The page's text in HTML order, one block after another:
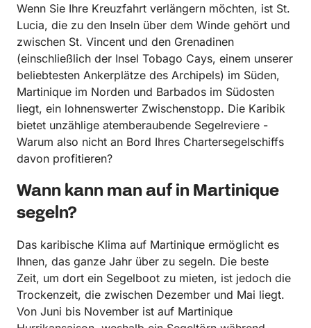
Wenn Sie Ihre Kreuzfahrt verlängern möchten, ist St.
Lucia, die zu den Inseln über dem Winde gehört und
zwischen St. Vincent und den Grenadinen
(einschließlich der Insel Tobago Cays, einem unserer
beliebtesten Ankerplätze des Archipels) im Süden,
Martinique im Norden und Barbados im Südosten
liegt, ein lohnenswerter Zwischenstopp. Die Karibik
bietet unzählige atemberaubende Segelreviere -
Warum also nicht an Bord Ihres Chartersegelschiffs
davon profitieren?
Wann kann man auf in Martinique
segeln?
Das karibische Klima auf Martinique ermöglicht es
Ihnen, das ganze Jahr über zu segeln. Die beste
Zeit, um dort ein Segelboot zu mieten, ist jedoch die
Trockenzeit, die zwischen Dezember und Mai liegt.
Von Juni bis November ist auf Martinique